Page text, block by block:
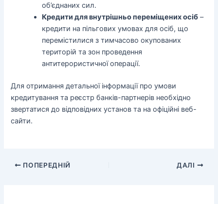
об’єднаних сил.
Кредити для внутрішньо переміщених осіб –
кредити на пільгових умовах для осіб, що
перемістилися з тимчасово окупованих
територій та зон проведення
антитерористичної операції.
Для отримання детальної інформації про умови
кредитування та реєстр банків-партнерів необхідно
звертатися до відповідних установ та на офіційні веб-
сайти.
ПОПЕРЕДНІЙ ДАЛІ